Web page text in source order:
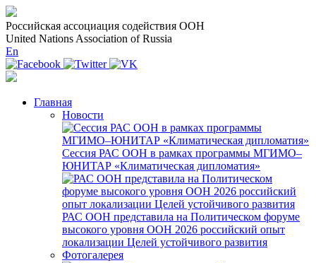
Российская ассоциация содействия ООН
United Nations Association of Russia
En
Главная
Новости
Сессия РАС ООН в рамках программы МГИМО–
ЮНИТАР «Климатическая дипломатия»
РАС ООН представила на Политическом форуме
высокого уровня ООН 2026 российский опыт
локализации Целей устойчивого развития
Фотогалерея